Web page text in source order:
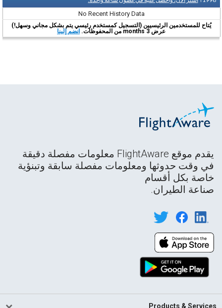
No Recent History Data
يُتاح للمستخدمين الرئيسيين (التسجيل كمستخدم رئيسي يتم بشكل مجاني وسهل!)
عرض 3 months من المحفوظات.
انضم إلينا
يقدم موقع FlightAware معلومات مفصلة دقيقة
في وقت حدوثها ومعلومات مفصلة سابقة وتبنؤية
خاصة بكل أقسام
صناعة الطيران.
Products & Services